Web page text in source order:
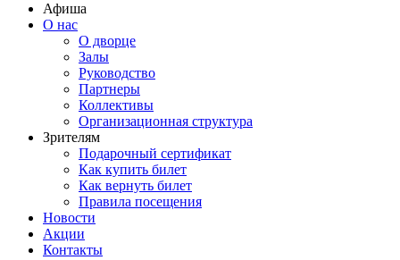
Афиша
О нас
О дворце
Залы
Руководство
Партнеры
Коллективы
Организационная структура
Зрителям
Подарочный сертификат
Как купить билет
Как вернуть билет
Правила посещения
Новости
Акции
Контакты